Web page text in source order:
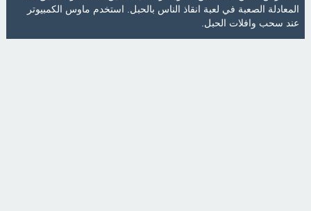
المعادلة الصعبة في لعبة انقاذ الناس بالحبل. استخدم ماوس الكمبيوتر
عند سحب وافلات الحبل.